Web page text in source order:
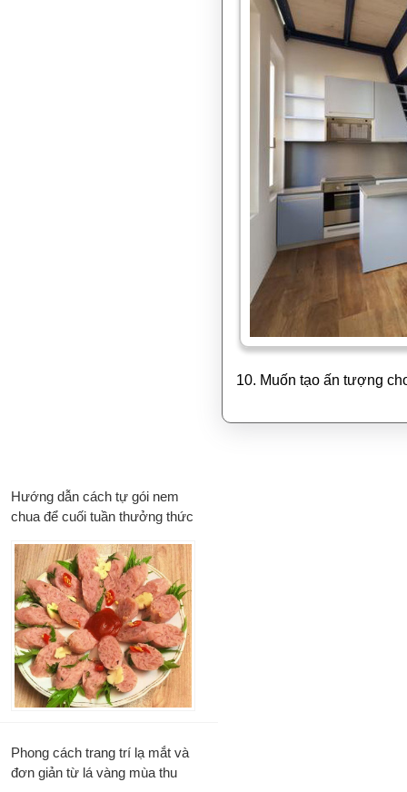
10. Muốn tạo ấn tượng
Hướng dẫn cách tự gói nem
chua để cuối tuần thưởng thức
Phong cách trang trí lạ mắt và
đơn giản từ lá vàng mùa thu